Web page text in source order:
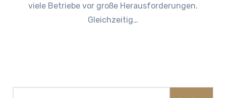
viele Betriebe vor große Herausforderungen.
Gleichzeitig…